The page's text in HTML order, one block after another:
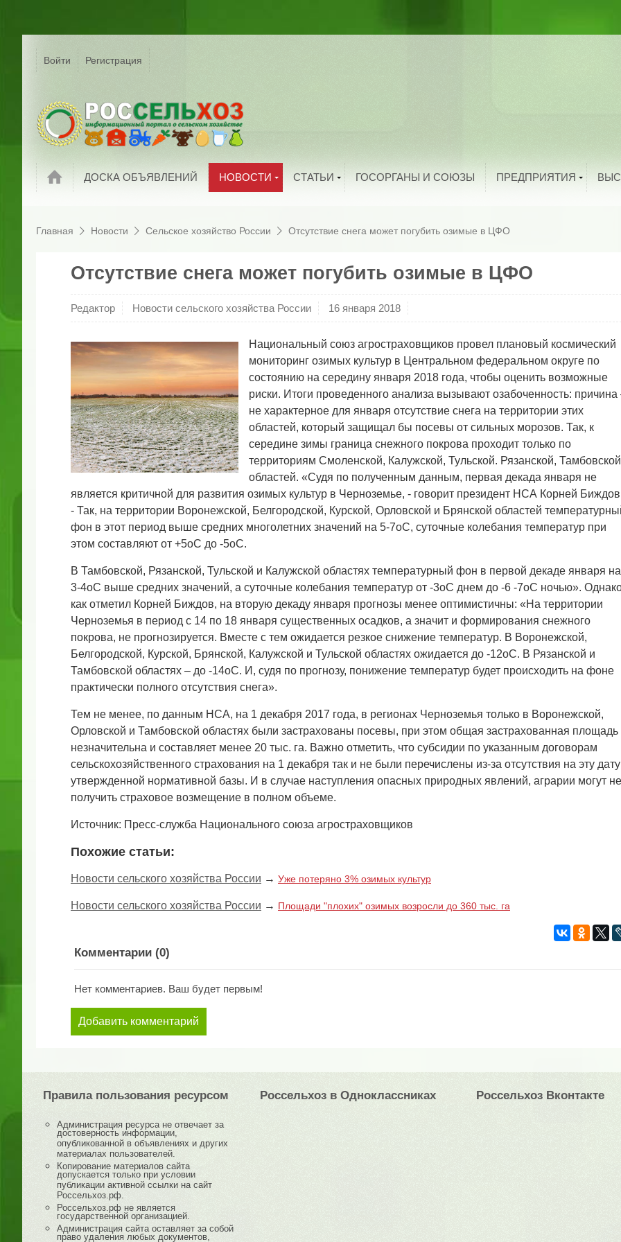
Войти Регистрация
Новости
ДОСКА ОБЪЯВЛЕНИЙ НОВОСТИ
Мировые новости
Новости компаний
Обзоры рынковСТАТЬИ
Грибоводство
Продукты питанияГОСОРГАНЫ И СОЮЗЫ ПРЕДПРИЯТИЯ
Добавить организацию
Главная Новости Сельское хозяйство России Отсутствие снега может погубить озимые в ЦФО
Отсутствие снега может погубить озимые в ЦФО
Редактор Новости сельского хозяйства России 16 января 2018
Национальный союз агростраховщиков провел плановый космический
мониторинг озимых культур в Центральном федеральном округе по
состоянию на середину января 2018 года, чтобы оценить возможные
риски. Итоги проведенного анализа вызывают озабоченность: причина
не характерное для января отсутствие снега на территории этих
областей, который защищал бы посевы от сильных морозов. Так, к
середине зимы граница снежного покрова проходит только по
территориям Смоленской, Калужской, Тульской. Рязанской, Тамбовской
областей. «Судя по полученным данным, первая декада января не
является критичной для развития озимых культур в Черноземье, - говорит президент НСА Корней
- Так, на территории Воронежской, Белгородской, Курской, Орловской и Брянской областей
фон в этот период выше средних многолетних значений на 5-7оС, суточные колебания температур при
этом составляют от +5оС до -5оС.
В Тамбовской, Рязанской, Тульской и Калужской областях температурный фон в первой декаде января на
3-4оС выше средних значений, а суточные колебания температур от -3оС днем до -6 -7оС ночью».
как отметил Корней Биждов, на вторую декаду января прогнозы менее оптимистичны: «На территории
Черноземья в период с 14 по 18 января существенных осадков, а значит и формирования снежного
покрова, не прогнозируется. Вместе с тем ожидается резкое снижение температур. В Воронежской,
Белгородской, Курской, Брянской, Калужской и Тульской областях ожидается до -12оС. В Рязанской и
Тамбовской областях – до -14оС. И, судя по прогнозу, понижение температур будет происходить на фоне
практически полного отсутствия снега».
Тем не менее, по данным НСА, на 1 декабря 2017 года, в регионах Черноземья только в Воронежской,
Орловской и Тамбовской областях были застрахованы посевы, при этом общая застрахованная площадь
незначительна и составляет менее 20 тыс. га. Важно отметить, что субсидии по указанным договорам
сельскохозяйственного страхования на 1 декабря так и не были перечислены из-за отсутствия на эту дату
утвержденной нормативной базы. И в случае наступления опасных природных явлений, аграрии могут не
получить страховое возмещение в полном объеме.
Источник: Пресс-служба Национального союза агростраховщиков
Похожие статьи:
Новости сельского хозяйства России → Уже потеряно 3% озимых культур
Новости сельского хозяйства России → Площади "плохих" озимых возросли до 360 тыс. га
Комментарии (0)
Нет комментариев. Ваш будет первым!
Добавить комментарий
Правила пользования ресурсом
Администрация ресурса не отвечает за
достоверность информации,
опубликованной в объявлениях и других
материалах пользователей.
Копирование материалов сайта
допускается только при условии
публикации активной ссылки на сайт
Россельхоз.рф.
Россельхоз.рф не является
государственной организацией.
Администрация сайта оставляет за собой
право удаления любых документов,
Россельхоз в Одноклассниках Россельхоз Вконтакте